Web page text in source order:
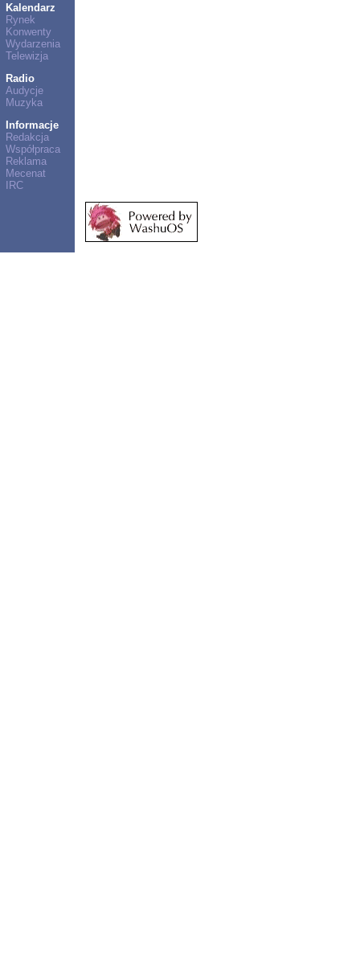
Kalendarz
Rynek
Konwenty
Wydarzenia
Telewizja
Radio
Audycje
Muzyka
Informacje
Redakcja
Współpraca
Reklama
Mecenat
IRC